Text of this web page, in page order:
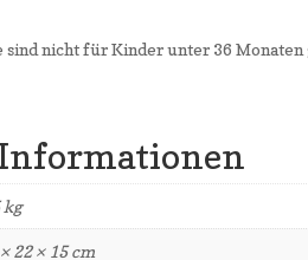
nicht für Kinder unter 36 Monaten
kg
22 × 15 cm